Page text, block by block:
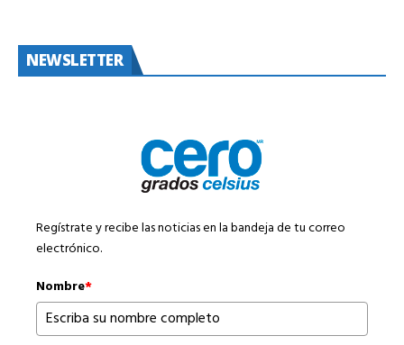
NEWSLETTER
Regístrate y recibe las noticias en la bandeja de tu correo
electrónico.
Nombre*